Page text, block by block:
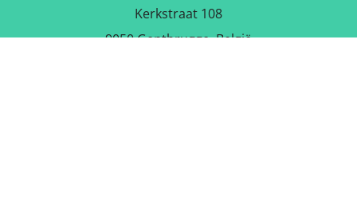
Kerkstraat 108
9050 Gentbrugge, België